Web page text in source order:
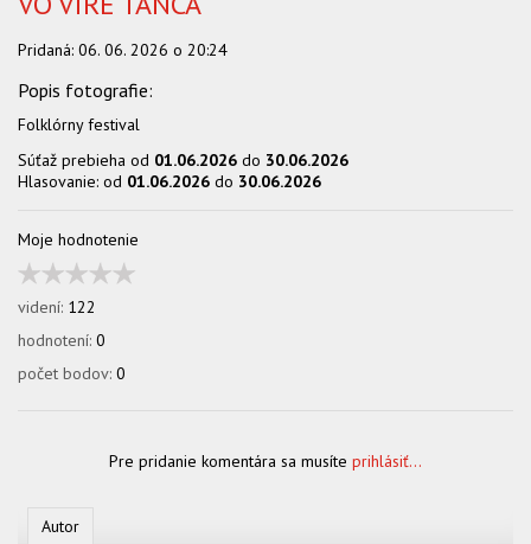
Pridaná: 06. 06. 2026 o 20:24
Folklórny festival
Súťaž prebieha od 01.06.2026 do 30.06.2026
Hlasovanie: od 01.06.2026 do 30.06.2026
Moje hodnotenie
videní: 122
hodnotení: 0
počet bodov: 0
Pre pridanie komentára sa musíte prihlásiť...
Autor